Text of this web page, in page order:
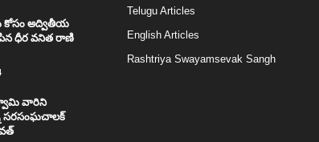
అద్వితీయ
ధీర వనిత రాణి
వారిని
సరసంఘచాలక్
Telugu Articles
English Articles
Rashtriya Swayamsevak Sangh